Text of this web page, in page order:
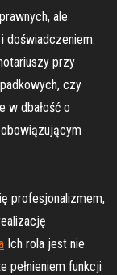
ale
doświadczeniem.
przy
czy
w dbałość o
profesjonalizmem,
Ich rola jest nie
pełnieniem funkcji